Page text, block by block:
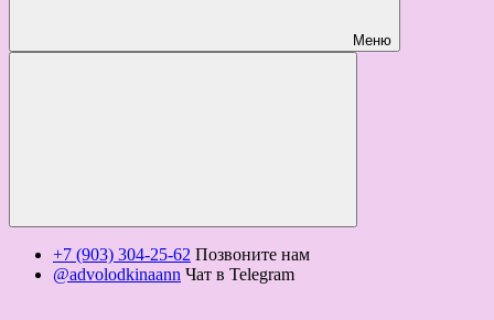
Меню
+7 (903) 304-25-62 Позвоните нам
@advolodkinaann Чат в Telegram